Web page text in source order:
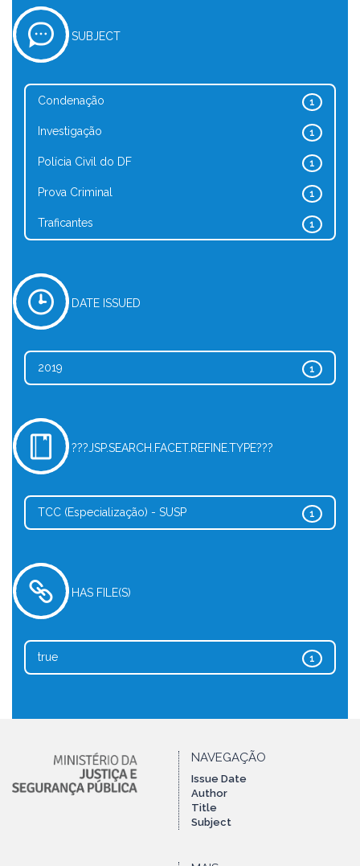
SUBJECT
1
Condenação
1
Investigação
1
Polícia Civil do DF
1
Prova Criminal
1
Traficantes
DATE ISSUED
1
2019
???JSP.SEARCH.FACET.REFINE.TYPE???
1
TCC (Especialização) - SUSP
HAS FILE(S)
1
true
NAVEGAÇÃO
Issue Date
Author
Title
Subject